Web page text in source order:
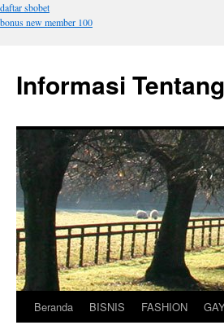
daftar sbobet
bonus new member 100
Informasi
Langsung
Beranda BISNIS FASHION